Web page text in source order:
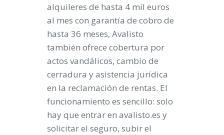
alquileres de hasta 4 mil euros
al mes con garantía de cobro de
hasta 36 meses, Avalisto
también ofrece cobertura por
actos vandálicos, cambio de
cerradura y asistencia jurídica
en la reclamación de rentas. El
funcionamiento es sencillo: solo
hay que entrar en avalisto.es y
solicitar el seguro, subir el